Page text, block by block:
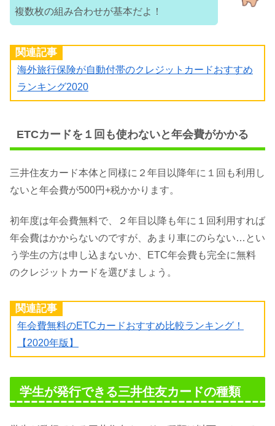
複数枚の組み合わせが基本だよ！
関連記事
海外旅行保険が自動付帯のクレジットカードおすすめ
ランキング2020
ETCカードを１回も使わないと年会費がかかる
三井住友カード本体と同様に２年目以降年に１回も利用し
ないと年会費が500円+税かかります。
初年度は年会費無料で、２年目以降も年に１回利用すれば
年会費はかからないのですが、あまり車にのらない…とい
う学生の方は申し込まないか、ETC年会費も完全に無料
のクレジットカードを選びましょう。
関連記事
年会費無料のETCカードおすすめ比較ランキング！
【2020年版】
学生が発行できる三井住友カードの種類